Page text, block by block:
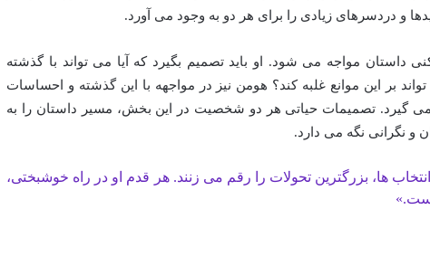
و دردسرهای زیادی را برای هر دو به وجود می آورد.
داستان مواجه می شود. او باید تصمیم بگیرد که آیا می تواند با گذشته
بر این موانع غلبه کند؟ هومن نیز در مواجهه با این گذشته و احساسات
می گیرد. تصمیمات حیاتی هر دو شخصیت در این بخش، مسیر داستان را به
و نگرانی نگه می دارد.
ها، بزرگترین تحولات را رقم می زنند. هر قدم او در راه خوشبختی،